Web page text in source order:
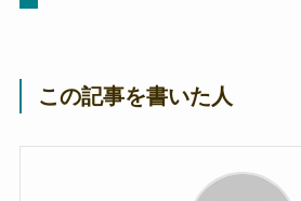
この記事を書いた人